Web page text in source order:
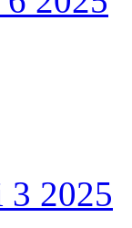
3 2025